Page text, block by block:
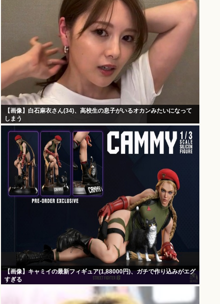
【画像】白石麻衣さん(34)、高校生の息子がいるオカンみたいになって
しまう
【画像】キャミイの最新フィギュア(1,88000円)、ガチで作り込みがエグ
すぎる